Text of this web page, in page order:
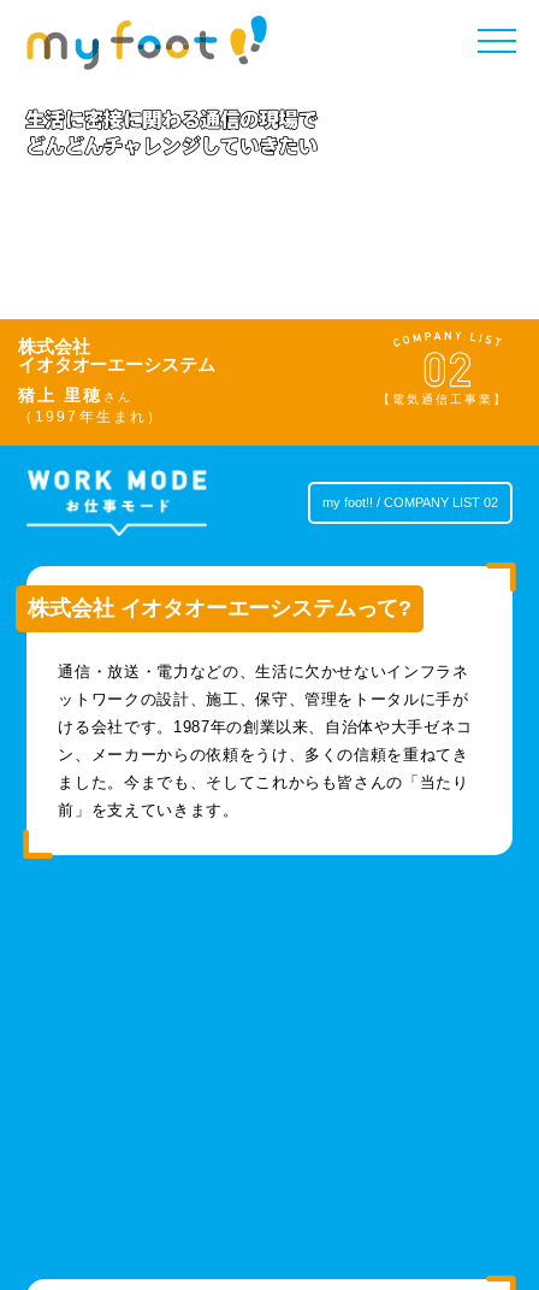
toggle
【電気通信工事業】
株式会社
イオタオーエーシステム
猪上 里穂 さん
（1997年生まれ）
my foot!! / COMPANY LIST 02
株式会社 イオタオーエーシステムって?
通信・放送・電力などの、生活に欠かせないインフラネ
ットワークの設計、施工、保守、管理をトータルに手が
ける会社です。1987年の創業以来、自治体や大手ゼネコ
ン、メーカーからの依頼をうけ、多くの信頼を重ねてき
ました。今までも、そしてこれからも皆さんの「当たり
前」を支えていきます。